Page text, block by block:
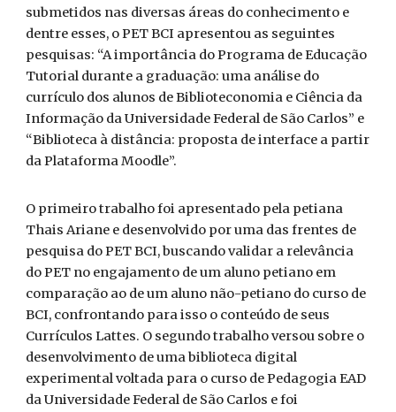
submetidos nas diversas áreas do conhecimento e
dentre esses, o PET BCI apresentou as seguintes
pesquisas: “A importância do Programa de Educação
Tutorial durante a graduação: uma análise do
currículo dos alunos de Biblioteconomia e Ciência da
Informação da Universidade Federal de São Carlos” e
“Biblioteca à distância: proposta de interface a partir
da Plataforma Moodle”.
O primeiro trabalho foi apresentado pela petiana
Thais Ariane e desenvolvido por uma das frentes de
pesquisa do PET BCI, buscando validar a relevância
do PET no engajamento de um aluno petiano em
comparação ao de um aluno não-petiano do curso de
BCI, confrontando para isso o conteúdo de seus
Currículos Lattes. O segundo trabalho versou sobre o
desenvolvimento de uma biblioteca digital
experimental voltada para o curso de Pedagogia EAD
da Universidade Federal de São Carlos e foi